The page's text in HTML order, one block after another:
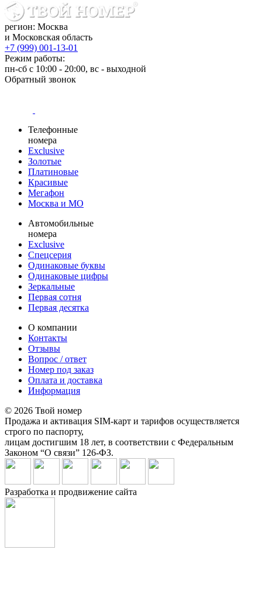
регион: Москва
и Московская область
+7 (999) 001-13-01
Режим работы:
пн-сб с 10:00 - 20:00, вс - выходной
Обратный звонок
Телефонные
номера
Exclusive
Золотые
Платиновые
Красивые
Мегафон
Москва и МО
Автомобильные
номера
Exclusive
Спецсерия
Одинаковые буквы
Одинаковые цифры
Зеркальные
Первая сотня
Первая десятка
О компании
Контакты
Отзывы
Вопрос / ответ
Номер под заказ
Оплата и доставка
Информация
© 2026 Твой номер
Продажа и активация SIM-карт и тарифов осуществляется
строго по паспорту,
лицам достигшим 18 лет, в соответствии с Федеральным
Законом “О связи” 126-ФЗ.
Разработка и продвижение сайта